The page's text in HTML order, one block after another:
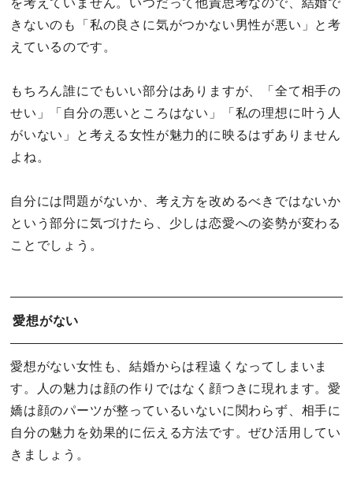
きないのも「私の良さに気がつかない男性が悪い」と考
えているのです。
もちろん誰にでもいい部分はありますが、「全て相手の
せい」「自分の悪いところはない」「私の理想に叶う人
がいない」と考える女性が魅力的に映るはずありません
よね。
自分には問題がないか、考え方を改めるべきではないか
という部分に気づけたら、少しは恋愛への姿勢が変わる
ことでしょう。
愛想がない
愛想がない女性も、結婚からは程遠くなってしまいま
す。人の魅力は顔の作りではなく顔つきに現れます。愛
嬌は顔のパーツが整っているいないに関わらず、相手に
自分の魅力を効果的に伝える方法です。ぜひ活用してい
きましょう。